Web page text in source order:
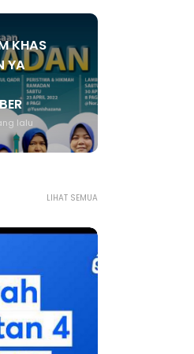
KHAS
YA
lalu
LIHAT SEMUA